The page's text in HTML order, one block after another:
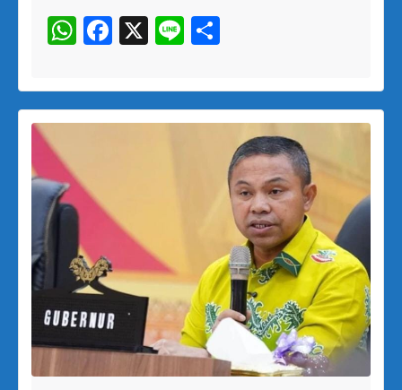
WhatsApp
Facebook
X Line